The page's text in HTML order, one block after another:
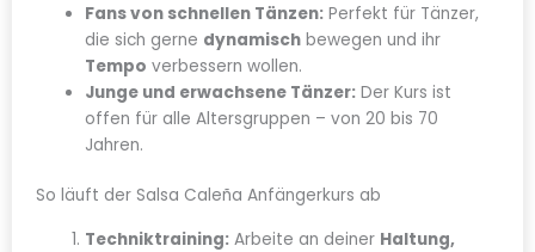
Fans von schnellen Tänzen: Perfekt für Tänzer,
die sich gerne dynamisch bewegen und ihr
Tempo verbessern wollen.
Junge und erwachsene Tänzer: Der Kurs ist
offen für alle Altersgruppen – von 20 bis 70
Jahren.
So läuft der Salsa Caleña Anfängerkurs ab
Techniktraining: Arbeite an deiner Haltung,